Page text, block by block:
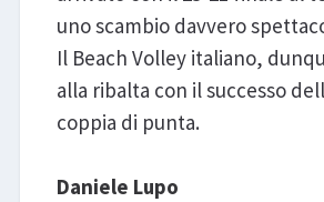
uno scambio davvero
Il Beach Volley italiano,
alla ribalta con il successo
coppia di punta.
Daniele Lupo